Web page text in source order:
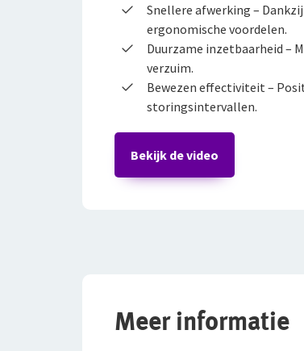
Snellere afwerking –
ergonomische voordelen.
Duurzame inzetbaarheid –
verzuim.
Bewezen effectiviteit –
storingsintervallen.
Bekijk de video
Meer informatie